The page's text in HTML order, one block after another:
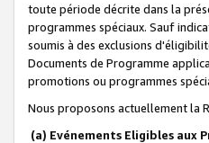
toute période décrite dans la
programmes spéciaux. Sauf
soumis à des exclusions
Documents de Programme
promotions ou programmes
Nous proposons actuellement la
(a) Evénements Eligibles aux